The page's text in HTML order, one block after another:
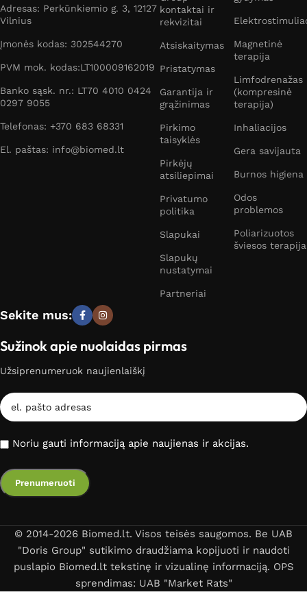
Adresas: Perkūnkiemio g. 3, 12127
Vilnius
Įmonės kodas: 302544270
PVM mok. kodas:LT100009162019
Banko sąsk. nr.: LT70 4010 0424
0297 9055
Telefonas: +370 683 68331
El. paštas: info@biomed.lt
kontaktai ir
rekvizitai
Atsiskaitymas
Pristatymas
Garantija ir
grąžinimas
Pirkimo
taisyklės
Pirkėjų
atsiliepimai
Privatumo
politika
Slapukai
Slapukų
nustatymai
Partneriai
Magnetinė
terapija
Limfodrenažas
(kompresinė
terapija)
Inhaliacijos
Gera savijauta
Burnos higiena
Odos
problemos
Poliarizuotos
šviesos terapija
Sekite mus:
Sužinok apie nuolaidas pirmas
Užsiprenumeruok naujienlaiškį
Noriu gauti informaciją apie naujienas ir akcijas.
© 2014-2026 Biomed.lt. Visos teisės saugomos. Be UAB
"Doris Group" sutikimo draudžiama kopijuoti ir naudoti
puslapio Biomed.lt tekstinę ir vizualinę informaciją. OPS
sprendimas: UAB "Market Rats"